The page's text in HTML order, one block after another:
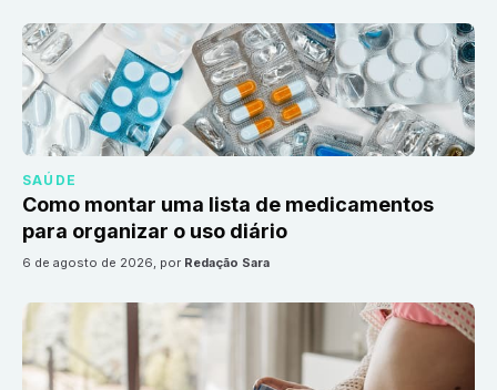
SAÚDE
Como montar uma lista de medicamentos
para organizar o uso diário
6 de agosto de 2026, por Redação Sara